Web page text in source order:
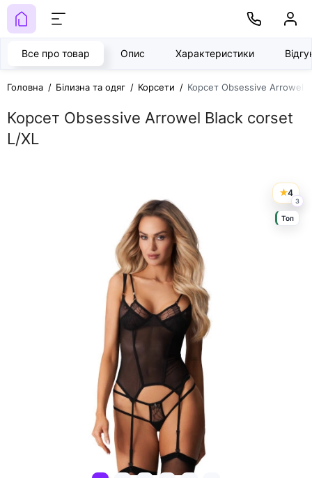
Головна Білизна та одяг Корсети Корсет Obsessive Arrowel
Корсет Obsessive Arrowel Black corset
L/XL
Все про товар Опис Характеристики
4
3
Топ